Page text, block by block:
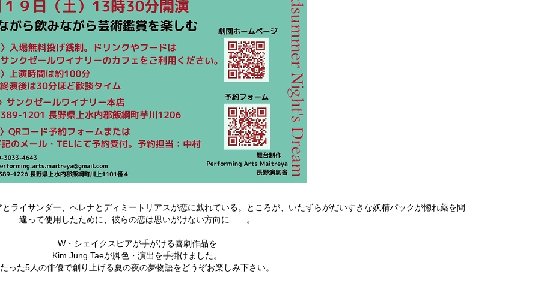
ライサンダー、ヘレナとディミートリアスが恋に戯れている。ところが、いたずらがだいすきな妖精パックが惚れ薬を間
違って使用したために、彼らの恋は思いがけない方向に……。
W・シェイクスピアが手がける喜劇作品を
Kim Jung Taeが脚色・演出を手掛けました。
たった5人の俳優で創り上げる夏の夜の夢物語をどうぞお楽しみ下さい。